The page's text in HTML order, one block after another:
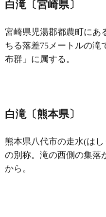
白滝〔宮崎県〕
宮崎県児湯郡都農町にあ
ちる落差75メートルの滝
布群」に属する。
白滝〔熊本県〕
熊本県八代市の走水(は
の別称。滝の西側の集落
から。